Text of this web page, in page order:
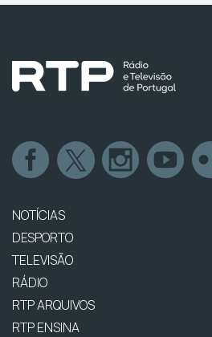
NOTÍCIAS
DESPORTO
TELEVISÃO
RÁDIO
RTP ARQUIVOS
RTP ENSINA